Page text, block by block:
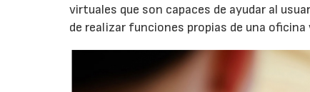
virtuales que son capaces de ayudar al
de realizar funciones propias de una oficina